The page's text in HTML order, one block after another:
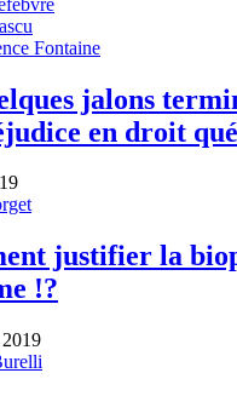
Fontaine
jalons
en droit
justifier la
!?